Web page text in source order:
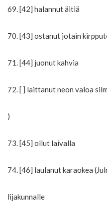
69. [42] halannut äitiä
70. [43] ostanut jotain
71. [44] juonut kahvia
72. [ ] laittanut neon valoa
)
73. [45] ollut laivalla
74. [46] laulanut karaokea
lijakunnalle